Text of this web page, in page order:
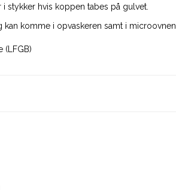
i stykker hvis koppen tabes på gulvet.
komme i opvaskeren samt i microovnen.
(LFGB)